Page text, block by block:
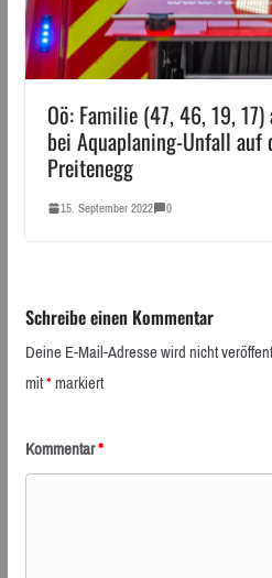
Oö: Familie (47, 46, 19,
bei Aquaplaning-Unfall auf
Preitenegg
15. September 2022 0
Schreibe einen Kommentar
Deine E-Mail-Adresse wird nicht
mit*markiert
Kommentar*